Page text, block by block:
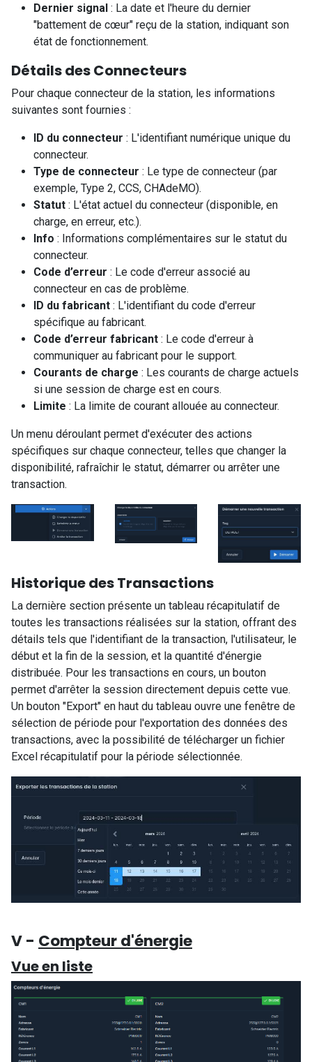
Dernier signal : La date et l'heure du dernier
"battement de cœur" reçu de la station, indiquant son
état de fonctionnement.
Détails des Connecteurs
Pour chaque connecteur de la station, les informations
suivantes sont fournies :
ID du connecteur : L'identifiant numérique unique du
connecteur.
Type de connecteur : Le type de connecteur (par
exemple, Type 2, CCS, CHAdeMO).
Statut : L'état actuel du connecteur (disponible, en
charge, en erreur, etc.).
Info : Informations complémentaires sur le statut du
connecteur.
Code d’erreur : Le code d'erreur associé au
connecteur en cas de problème.
ID du fabricant : L'identifiant du code d'erreur
spécifique au fabricant.
Code d’erreur fabricant : Le code d'erreur à
communiquer au fabricant pour le support.
Courants de charge : Les courants de charge actuels
si une session de charge est en cours.
Limite : La limite de courant allouée au connecteur.
Un menu déroulant permet d'exécuter des actions
spécifiques sur chaque connecteur, telles que changer la
disponibilité, rafraîchir le statut, démarrer ou arrêter une
transaction.
Historique des Transactions
La dernière section présente un tableau récapitulatif de
toutes les transactions réalisées sur la station, offrant des
détails tels que l'identifiant de la transaction, l'utilisateur, le
début et la fin de la session, et la quantité d'énergie
distribuée. Pour les transactions en cours, un bouton
permet d'arrêter la session directement depuis cette vue.
Un bouton "Export" en haut du tableau ouvre une fenêtre de
sélection de période pour l'exportation des données des
transactions, avec la possibilité de télécharger un fichier
Excel récapitulatif pour la période sélectionnée.
V - Compteur d'énergie
Vue en liste